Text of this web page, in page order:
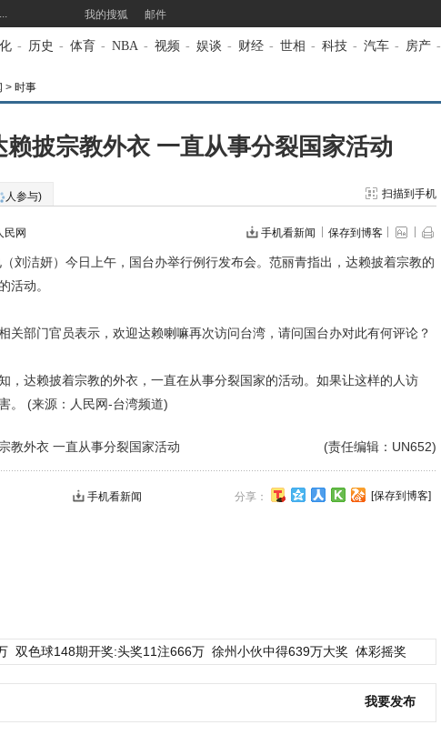
我的搜狐 邮件
- 历史 - 体育 - NBA - 视频 - 娱谈 - 财经 - 世相 - 科技 - 汽车 - 房产 -
> 时事
赖披宗教外衣 一直从事分裂国家活动
人参与) 扫描到手机
民网 手机看新闻 保存到博客
洁妍）今日上午，国台办举行例行发布会。范丽青指出，达赖披着宗教的
活动。
部门官员表示，欢迎达赖喇嘛再次访问台湾，请问国台办对此有何评论？
达赖披着宗教的外衣，一直在从事分裂国家的活动。如果让这样的人访
。 (来源：人民网-台湾频道)
(责任编辑：UN652)
教外衣 一直从事分裂国家活动
分享： [保存到博客]
手机看新闻
双色球148期开奖:头奖11注666万 徐州小伙中得639万大奖 体彩摇奖
我要发布